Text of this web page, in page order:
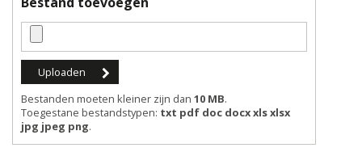
Bestanden moeten kleiner zijn dan 10 MB.
Toegestane bestandstypen: txt pdf doc docx xls xlsx
jpg jpeg png.